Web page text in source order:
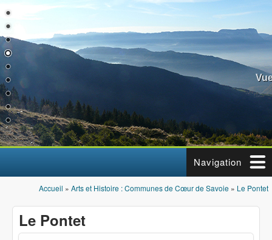
Aller au contenu principal
Navigation
Vous êtes ici
Accueil » Arts et Histoire : Communes de Cœur de Savoie » Le Pontet
Le Pontet